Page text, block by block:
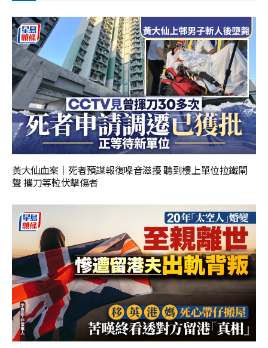
黃大仙血案│死者預謀報復噪音滋擾 聽到樓上單位拉鐵閘
聲 攜刀等𨋢伏擊傷者